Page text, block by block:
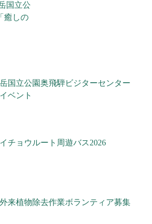
ョン
国立公
癒しの
国立公園奥飛騨ビジターセンター
ベント
チョウルート周遊バス2026
来植物除去作業ボランティア募集